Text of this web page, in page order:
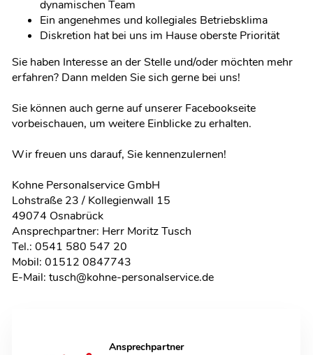
Ansprechpartner
dynamischen Team
Ein angenehmes und kollegiales Betriebsklima
Diskretion hat bei uns im Hause oberste Priorität
Sie haben Interesse an der Stelle und/oder möchten mehr
erfahren? Dann melden Sie sich gerne bei uns!
Sie können auch gerne auf unserer Facebookseite
vorbeischauen, um weitere Einblicke zu erhalten.
Wir freuen uns darauf, Sie kennenzulernen!
Kohne Personalservice GmbH
Lohstraße 23 / Kollegienwall 15
49074 Osnabrück
Ansprechpartner: Herr Moritz Tusch
Tel.: 0541 580 547 20
Mobil: 01512 0847743
E-Mail: tusch@kohne-personalservice.de